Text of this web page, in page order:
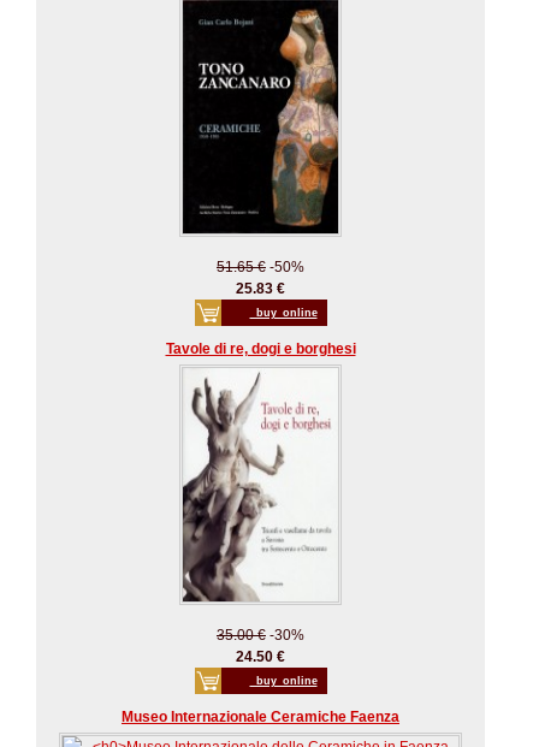
51.65 € -50%
25.83 €
_buy_online
Tavole di re, dogi e borghesi
35.00 € -30%
24.50 €
_buy_online
Museo Internazionale Ceramiche Faenza